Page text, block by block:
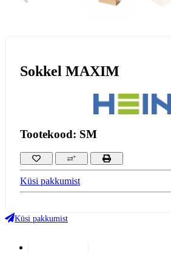
Sokkel MAXIM
Tootekood: SM
Küsi pakkumist
Küsi pakkumist